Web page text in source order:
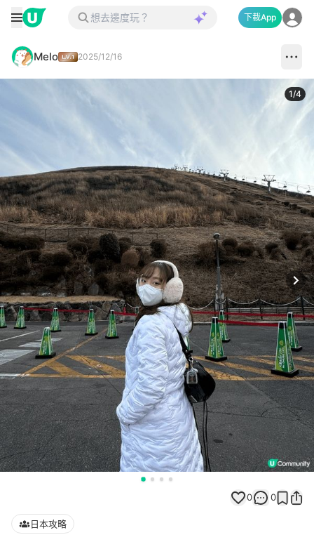
下載App
Melo 2025/12/16
1/4
0 0
日本攻略